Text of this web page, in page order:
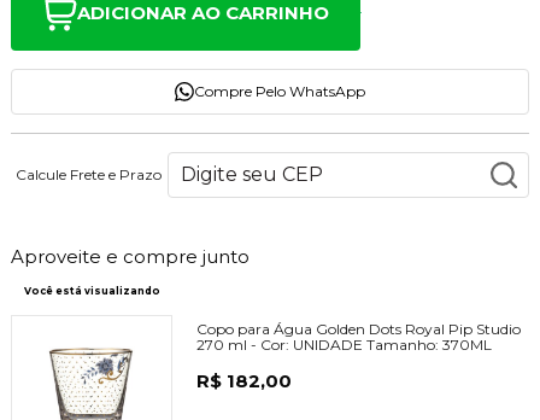
ADICIONAR AO CARRINHO
Compre Pelo WhatsApp
Calcule Frete e Prazo
Aproveite e compre junto
Você está visualizando
Copo para Água Golden Dots Royal Pip Studio
270 ml - Cor: UNIDADE Tamanho: 370ML
R$ 182,00